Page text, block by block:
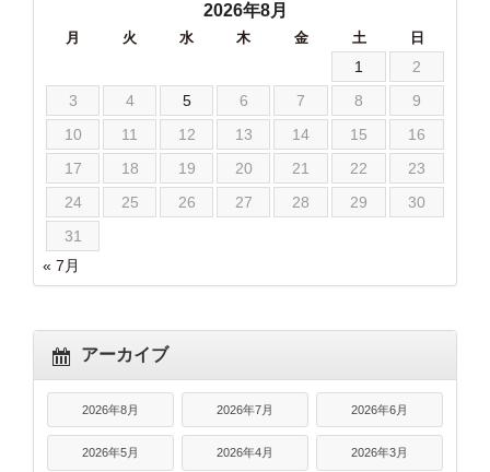
2026年8月
月 火 水 木 金 土 日
1
2
3
4 5 6 7 8
9
10
11 12 13 14 15
16
17
18 19 20 21 22
23
24
25 26 27 28 29
30
31
« 7月
アーカイブ
2026年8月 2026年7月 2026年6月
2026年5月 2026年4月 2026年3月